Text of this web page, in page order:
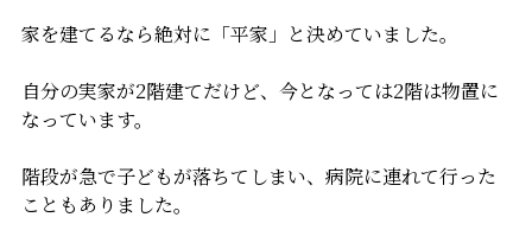
家を建てるなら絶対に「平家」と決めていました。
自分の実家が2階建てだけど、今となっては2階は物置に
なっています。
階段が急で子どもが落ちてしまい、病院に連れて行った
こともありました。